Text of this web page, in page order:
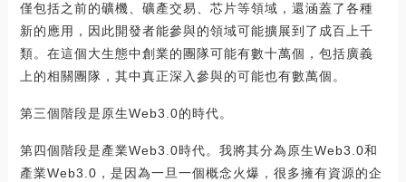
僅包括之前的礦機、礦產交易、芯片等領域，還涵蓋了各種
新的應用，因此開發者能參與的領域可能擴展到了成百上千
類。在這個大生態中創業的團隊可能有數十萬個，包括廣義
上的相關團隊，其中真正深入參與的可能也有數萬個。
第三個階段是原生Web3.0的時代。
第四個階段是產業Web3.0時代。我將其分為原生Web3.0和
產業Web3.0，是因為一旦一個概念火爆，很多擁有資源的企